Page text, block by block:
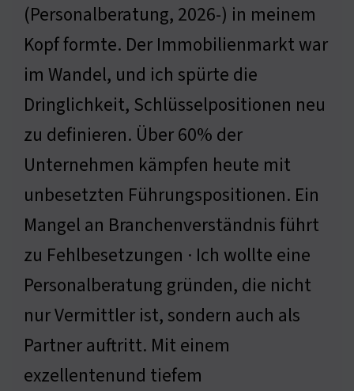
(Personalberatung, 2026-) in meinem
Kopf formte. Der Immobilienmarkt war
im Wandel, und ich spürte die
Dringlichkeit, Schlüsselpositionen neu
zu definieren. Über 60% der
Unternehmen kämpfen heute mit
unbesetzten Führungspositionen. Ein
Mangel an Branchenverständnis führt
zu Fehlbesetzungen · Ich wollte eine
Personalberatung gründen, die nicht
nur Vermittler ist, sondern auch als
Partner auftritt. Mit einem
exzellentenund tiefem